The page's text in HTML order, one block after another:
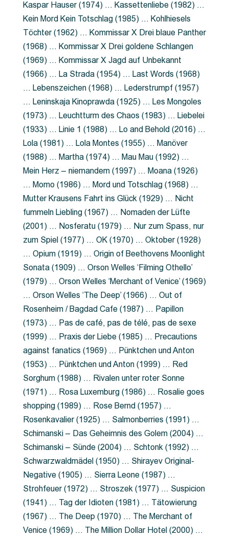
Kaspar Hauser (1974) … Kassettenliebe (1982) …
Kein Mord Kein Totschlag (1985) … Kohlhiesels
Töchter (1962) … Kommissar X Drei blaue Panther
(1968) … Kommissar X Drei goldene Schlangen
(1969) … Kommissar X Jagd auf Unbekannt
(1966) … La Strada (1954) … Last Words (1968)
… Lebenszeichen (1968) … Lederstrumpf (1957)
… Leninskaja Kinoprawda (1925) … Les Mongoles
(1973) … Leuchtturm des Chaos (1983) … Liebelei
(1933) … Linie 1 (1988) … Lo and Behold (2016) …
Lola (1981) … Lola Montes (1955) … Manöver
(1988) … Martha (1974) … Mau Mau (1992) …
Mein Herz – niemandem (1997) … Moana (1926)
… Momo (1986) … Mord und Totschlag (1968) …
Mutter Krausens Fahrt ins Glück (1929) … Nicht
fummeln Liebling (1967) … Nomaden der Lüfte
(2001) … Nosferatu (1979) … Nur zum Spass, nur
zum Spiel (1977) … OK (1970) … Oktober (1928)
… Opium (1919) … Origin of Beethovens Moonlight
Sonata (1909) … Orson Welles ‘Filming Othello’
(1979) … Orson Welles ‘Merchant of Venice’ (1969)
… Orson Welles ‘The Deep’ (1966) … Out of
Rosenheim / Bagdad Cafe (1987) … Papillon
(1973) … Pas de café, pas de télé, pas de sexe
(1999) … Praxis der Liebe (1985) … Precautions
against fanatics (1969) … Pünktchen und Anton
(1953) … Pünktchen und Anton (1999) … Red
Sorghum (1988) … Rivalen unter roter Sonne
(1971) … Rosa Luxemburg (1986) … Rosalie goes
shopping (1989) … Rose Bernd (1957) …
Rosenkavalier (1925) … Salmonberries (1991) …
Schimanski – Das Geheimnis des Golem (2004) …
Schimanski – Sünde (2004) … Schtonk (1992) …
Schwarzwaldmädel (1950) … Shirayev Original-
Negative (1905) … Sierra Leone (1987) …
Strohfeuer (1972) … Stroszek (1977) … Suspicion
(1941) … Tag der Idioten (1981) … Tätowierung
(1967) … The Deep (1970) … The Merchant of
Venice (1969) … The Million Dollar Hotel (2000) …